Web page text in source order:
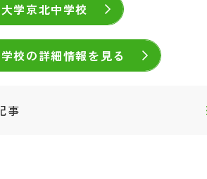
学京北中学校
校の詳細情報を見る
事